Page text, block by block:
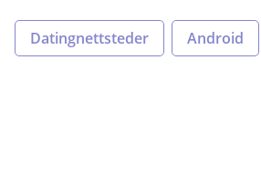
Datingnettsteder Android